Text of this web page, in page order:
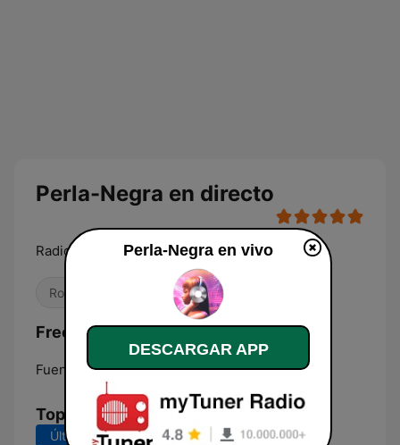
Perla-Negra en directo
Radio Perla Negra Para Disfrutar
Rock Romántica
Frecuencias Perla-Negra:
Fuengirola: 107.1 FM
Top Canciones
Últimos 7 días Últimos 30 días
Perla-Negra en vivo
DESCARGAR APP